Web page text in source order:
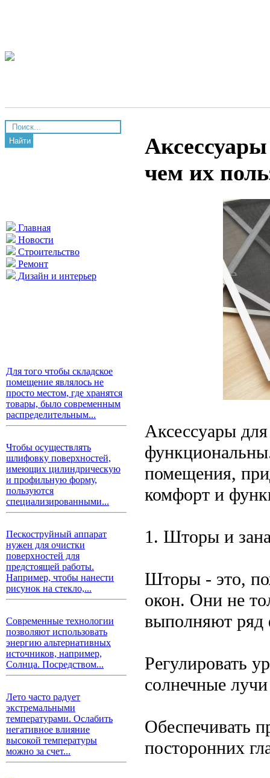
Найти
Главная
Новости
Строительство
Ремонт
Дизайн и интерьер
Для того чтобы складское
помещение являлось не
просто местом, где хранятся
товары, было современным
распределительным...
Чтобы осуществлять
шлифовку поверхностей,
имеющих цилиндрическую
и профильную форму,
пользуются
специализированными...
Пескоструйный аппарат
нужен для очистки
поверхностей для
предстоящей работы.
Например, чтобы нанести
рисунок на стекло,...
Современные технологии
позволяют использовать
энергию альтернативных
источников, например,
Солнца. Посредством...
Лето часто радует
экстремальными
температурами. Ослабить
негативное влияние
высокой температуры
можно за счет...
чем их
Аксессуары
помещения,
комфорт и
1. Шторы и
Шторы - это,
окон. Они не
выполняют
Регулировать
солнечные
Обеспечивать
посторонних